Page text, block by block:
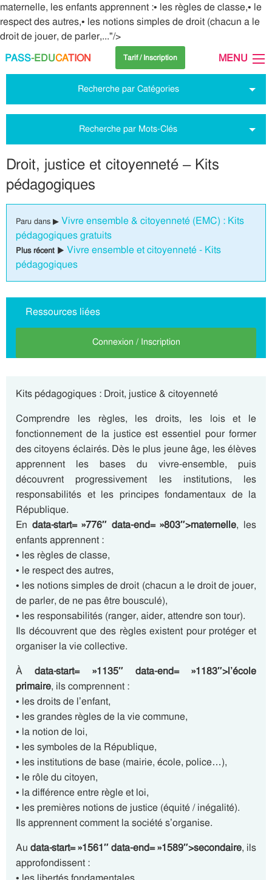
maternelle, les enfants apprennent :• les règles de classe,• le
respect des autres,• les notions simples de droit (chacun a le
droit de jouer, de parler,..."/>
PASS-EDUCATION Tarif / Inscription MENU
Recherche par Catégories
Recherche par Mots-Clés
Droit, justice et citoyenneté – Kits
pédagogiques
Paru dans ▶ Vivre ensemble & citoyenneté (EMC) : Kits
pédagogiques gratuits
Plus récent ▶ Vivre ensemble et citoyenneté - Kits
pédagogiques
Ressources liées
Connexion / Inscription
Kits pédagogiques : Droit, justice & citoyenneté
Comprendre les règles, les droits, les lois et le
fonctionnement de la justice est essentiel pour former
des citoyens éclairés. Dès le plus jeune âge, les élèves
apprennent les bases du vivre-ensemble, puis
découvrent progressivement les institutions, les
responsabilités et les principes fondamentaux de la
République.
En data-start= »776″ data-end= »803″>maternelle, les
enfants apprennent :
• les règles de classe,
• le respect des autres,
• les notions simples de droit (chacun a le droit de jouer,
de parler, de ne pas être bousculé),
• les responsabilités (ranger, aider, attendre son tour).
Ils découvrent que des règles existent pour protéger et
organiser la vie collective.
Àdata-start= »1135″ data-end= »1183″>l’école
primaire, ils comprennent :
• les droits de l’enfant,
• les grandes règles de la vie commune,
• la notion de loi,
• les symboles de la République,
• les institutions de base (mairie, école, police…),
• le rôle du citoyen,
• la différence entre règle et loi,
• les premières notions de justice (équité / inégalité).
Ils apprennent comment la société s’organise.
Au data-start= »1561″ data-end= »1589″>secondaire, ils
approfondissent :